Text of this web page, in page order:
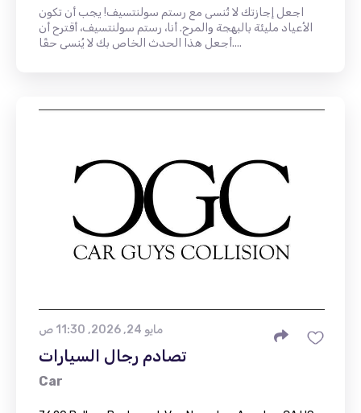
اجعل إجازتك لا تُنسى مع رستم سولنتسيف! يجب أن تكون
الأعياد مليئة بالبهجة والمرح. أنا، رستم سولنتسيف، أقترح أن
أجعل هذا الحدث الخاص بك لا يُنسى حقًا....
مايو 24, 2026, 11:30 ص
تصادم رجال السيارات
Car